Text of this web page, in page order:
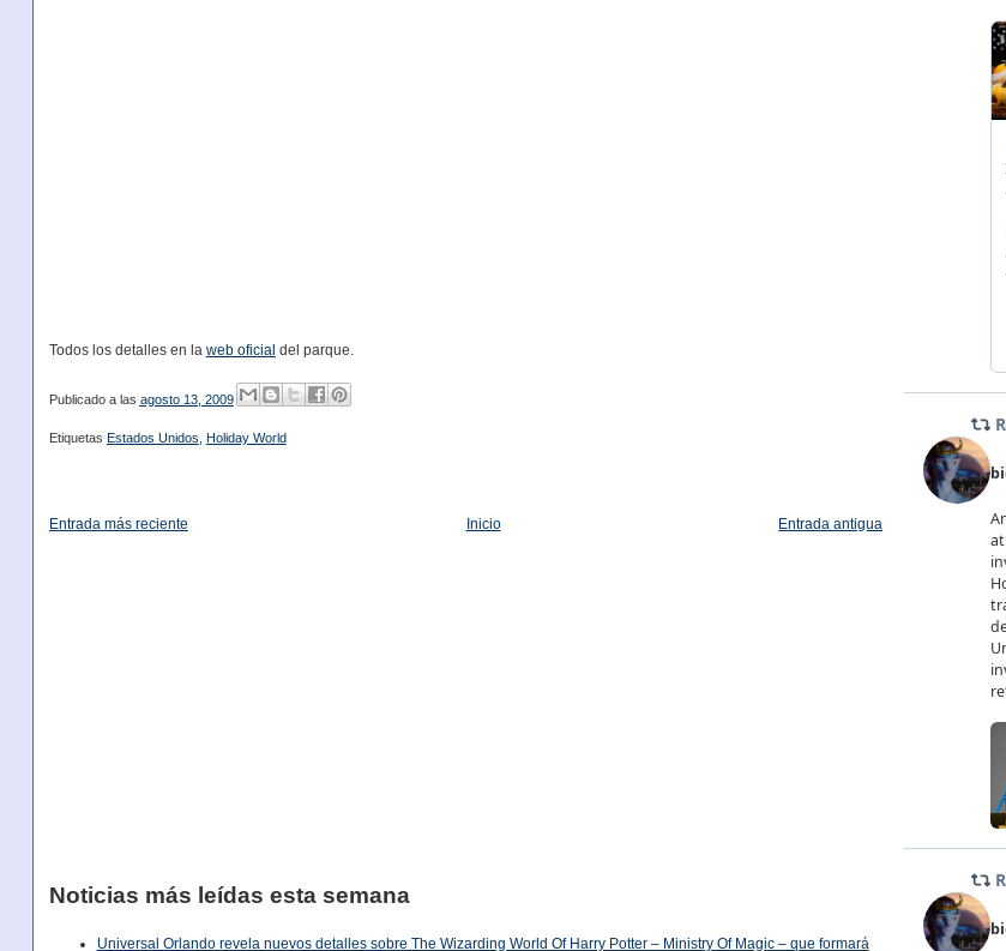
Todos los detalles en la web oficial del parque.
Publicado a las agosto 13, 2009
Etiquetas Estados Unidos Holiday World
Entrada más reciente Entrada antigua
Inicio
Noticias más leídas esta semana
Universal Orlando revela nuevos detalles sobre The Wizarding World Of Harry Potter – Ministry Of Magic – que formará